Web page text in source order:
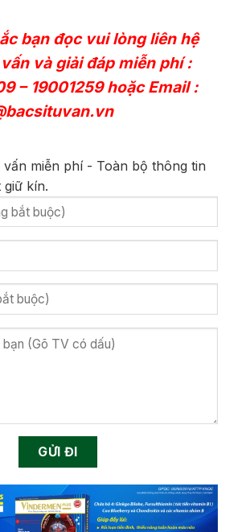
bạn đọc vui lòng liên hệ
và giải đáp miễn phí :
– 19001259hoặc Email :
miễn phí - Toàn bộ thông tin
giữ kín.